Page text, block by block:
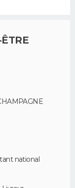
national